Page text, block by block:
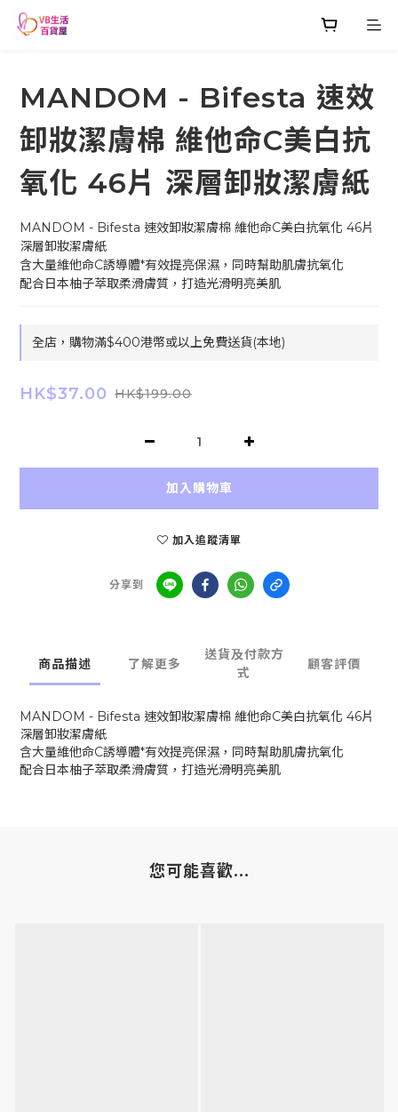
MANDOM - Bifesta 速效
卸妝潔膚棉 維他命C美白抗
氧化 46片 深層卸妝潔膚紙
MANDOM - Bifesta 速效卸妝潔膚棉 維他命C美白抗氧化 46片
含大量維他命C誘導體*有效提亮保濕，同時幫助肌膚抗氧化
配合日本柚子萃取柔滑膚質，打造光滑明亮美肌
全店，購物滿$400港幣或以上免費送貨(本地)
HK$37.00 HK$199.00
加入購物車
加入追蹤清單
分享到
商品描述 了解更多
送貨及付款方
式
顧客評價
MANDOM - Bifesta 速效卸妝潔膚棉 維他命C美白抗氧化 46片
深層卸妝潔膚紙
含大量維他命C誘導體*有效提亮保濕，同時幫助肌膚抗氧化
配合日本柚子萃取柔滑膚質，打造光滑明亮美肌
您可能喜歡...